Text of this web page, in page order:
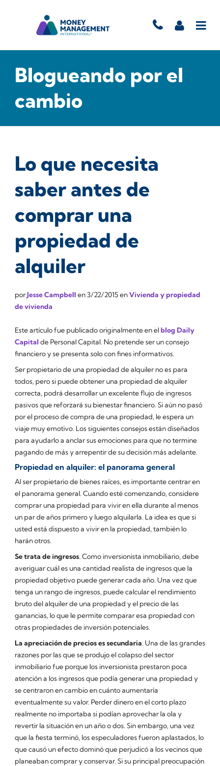
Blogueando por el
cambio
Lo que necesita
saber antes de
comprar una
propiedad de
alquiler
porJesse Campbell en3/22/2015 enVivienda y propiedad
de vivienda
Este artículo fue publicado originalmente en elblog Daily
Capital de Personal Capital. No pretende ser un consejo
financiero y se presenta solo con fines informativos.
Ser propietario de una propiedad de alquiler no es para
todos, pero si puede obtener una propiedad de alquiler
correcta, podrá desarrollar un excelente flujo de ingresos
pasivos que reforzará su bienestar financiero. Si aún no pasó
por el proceso de compra de una propiedad, le espera un
viaje muy emotivo. Los siguientes consejos están diseñados
para ayudarlo a anclar sus emociones para que no termine
pagando de más y arrepentir de su decisión más adelante.
Propiedad en alquiler: el panorama general
Al ser propietario de bienes raíces, es importante centrar en
el panorama general. Cuando esté comenzando, considere
comprar una propiedad para vivir en ella durante al menos
un par de años primero y luego alquilarla. La idea es que si
usted está dispuesto a vivir en la propiedad, también lo
harán otros.
Se trata de ingresos. Como inversionista inmobiliario, debe
averiguar cuál es una cantidad realista de ingresos que la
propiedad objetivo puede generar cada año. Una vez que
tenga un rango de ingresos, puede calcular el rendimiento
bruto del alquiler de una propiedad y el precio de las
ganancias, lo que le permite comparar esa propiedad con
otras propiedades de inversión potenciales.
La apreciación de precios es secundaria. Una de las grandes
razones por las que se produjo el colapso del sector
inmobiliario fue porque los inversionista prestaron poca
atención a los ingresos que podía generar una propiedad y
se centraron en cambio en cuánto aumentaría
eventualmente su valor. Perder dinero en el corto plazo
realmente no importaba si podían aprovechar la ola y
revertir la situación en un año o dos. Sin embargo, una vez
que la fiesta terminó, los especuladores fueron aplastados, lo
que causó un efecto dominó que perjudicó a los vecinos que
planeaban comprar y conservar. Si su principal preocupación